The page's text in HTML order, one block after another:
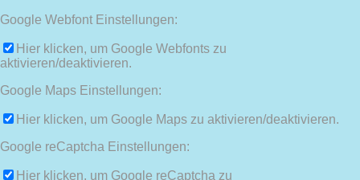
Google Webfont Einstellungen:
Hier klicken, um Google Webfonts zu
aktivieren/deaktivieren.
Google Maps Einstellungen:
Hier klicken, um Google Maps zu aktivieren/deaktivieren.
Google reCaptcha Einstellungen:
Hier klicken, um Google reCaptcha zu